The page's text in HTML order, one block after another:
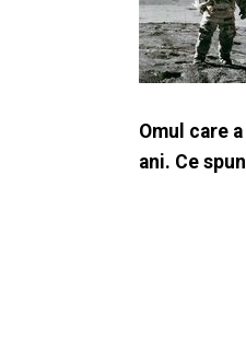
Omul care
ani. Ce